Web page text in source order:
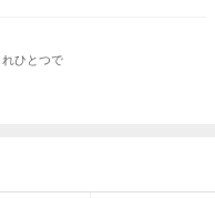
ひとつで